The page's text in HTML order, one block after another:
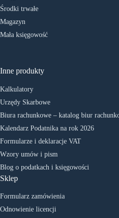
Środki trwałe
Magazyn
Mała księgowość
Inne produkty
Kalkulatory
Urzędy Skarbowe
Biura rachunkowe – katalog biur
Kalendarz Podatnika na rok 2026
Formularze i deklaracje VAT
Wzory umów i pism
Blog o podatkach i księgowości
Sklep
Formularz zamówienia
Odnowienie licencji